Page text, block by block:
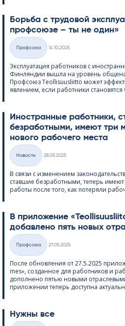
Борьба с трудовой
профсоюзе – ты не один»
Категории
Профсоюз
14.10.2025
Эксплуатация работников с
Финляндии вышла на уровень
Профсоюз Teol­li­suus­liitto может
явлением, если работники
Иностранные работники,
безработными, имеют три
нового рабочего места
Категории
Hовости
28.05.2025
В связи с изменением
ставшие безработными, теперь
работы после того, как потеряли
В приложение
добавлено пять новых
Категории
Профсоюз
27.05.2025
После обновления от 27.5.2025
mes», созданное для работников и
дополнено пятью новыми
приложении теперь доступна
Нужны все